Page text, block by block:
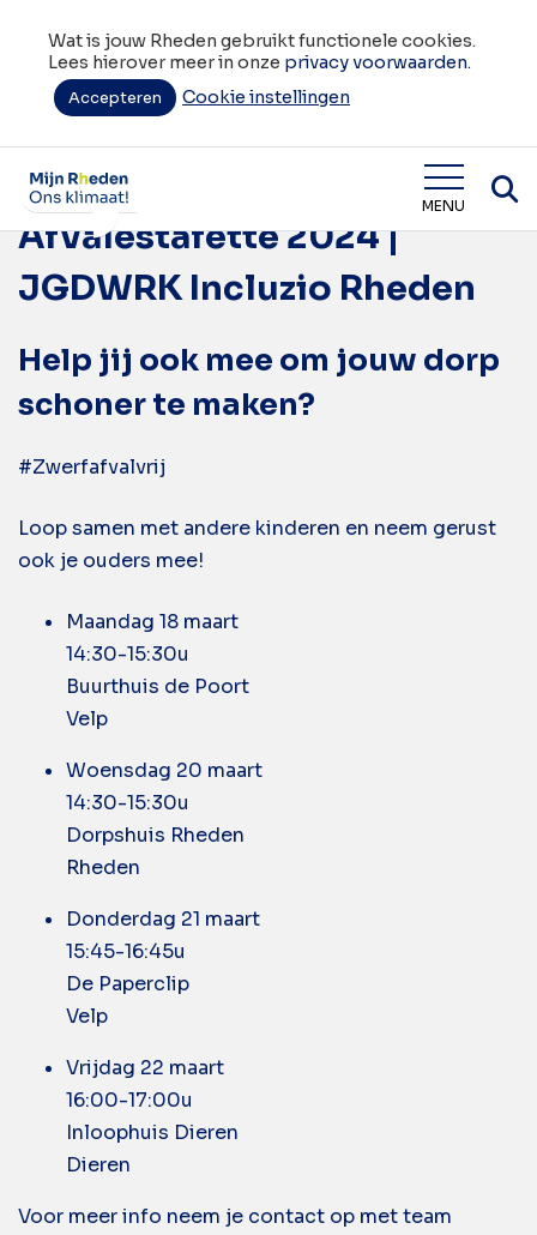
Wat is jouw Rheden gebruikt functionele cookies.
Lees hierover meer in onze privacy voorwaarden.
Accepteren Cookie instellingen
Wat is jouw Rheden MENU
Tag:Afvalestafette
Opschoondag
Afvalestafette 2024 |
JGDWRK Incluzio Rheden
Help jij ook mee om jouw dorp
schoner te maken?
#Zwerfafvalvrij
Loop samen met andere kinderen en neem gerust
ook je ouders mee!
Maandag 18 maart
14:30-15:30u
Buurthuis de Poort
Velp
Woensdag 20 maart
14:30-15:30u
Dorpshuis Rheden
Rheden
Donderdag 21 maart
15:45-16:45u
De Paperclip
Velp
Vrijdag 22 maart
16:00-17:00u
Inloophuis Dieren
Dieren
Voor meer info neem je contact op met team